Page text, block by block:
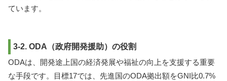
ています。
3-2. ODA（政府開発援助）の役割
ODAは、開発途上国の経済発展や福祉の向上を支援する重要
な手段です。目標17では、先進国のODA拠出額をGNI比0.7%